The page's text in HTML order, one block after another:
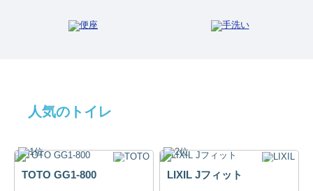
人気のトイレ
TOTO GG1-800 LIXIL Jフィット